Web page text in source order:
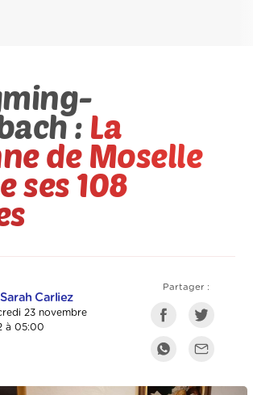
: La
de Moselle
ses 108
Carliez
23 novembre
à 05:00
Partager :